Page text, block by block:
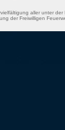
aller unter
der Freiwilligen